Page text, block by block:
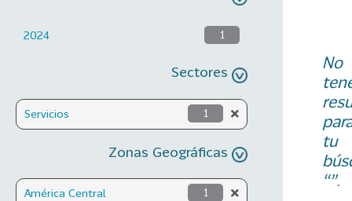
2024 1
Sectores
Servicios 1
Zonas Geográficas
América Central 1
No
tu
“”.